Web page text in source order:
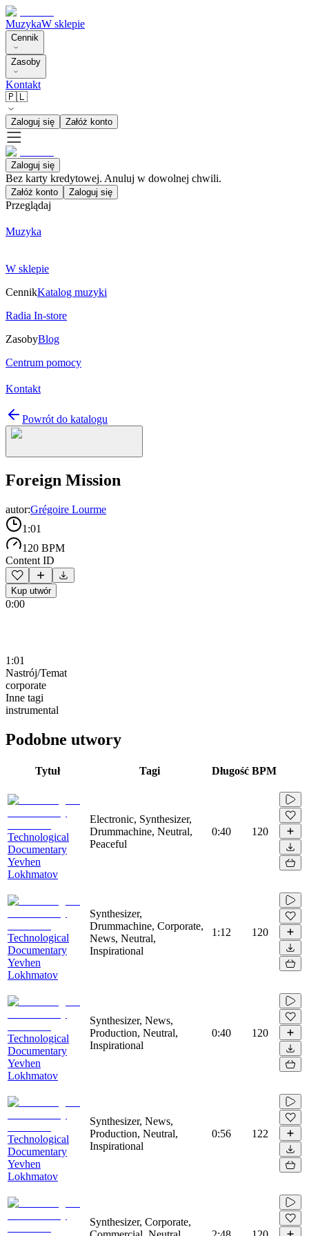
MuzykaW sklepie
Cennik
Zasoby
Kontakt
🇵🇱
Zaloguj się Załóż konto
Zaloguj się
Bez karty kredytowej. Anuluj w dowolnej chwili.
Załóż konto Zaloguj się
Przeglądaj
Muzyka
W sklepie
CennikKatalog muzyki
Radia In-store
ZasobyBlog
Centrum pomocy
Kontakt
Powrót do katalogu
Foreign Mission
autor:Grégoire Lourme
1:01
120 BPM
Content ID
Kup utwór
0:00
1:01
Nastrój/Temat
corporate
Inne tagi
instrumental
Podobne utwory
Tytuł Tagi Długość BPM
Technological
Documentary
Yevhen
Lokhmatov
Electronic, Synthesizer,
Drummachine, Neutral,
Peaceful
0:40 120
Technological
Documentary
Yevhen
Lokhmatov
Synthesizer,
Drummachine, Corporate,
News, Neutral,
Inspirational
1:12 120
Technological
Documentary
Yevhen
Lokhmatov
Synthesizer, News,
Production, Neutral,
Inspirational
0:40 120
Technological
Documentary
Yevhen
Lokhmatov
Synthesizer, News,
Production, Neutral,
Inspirational
0:56 122
Synthesizer, Corporate,